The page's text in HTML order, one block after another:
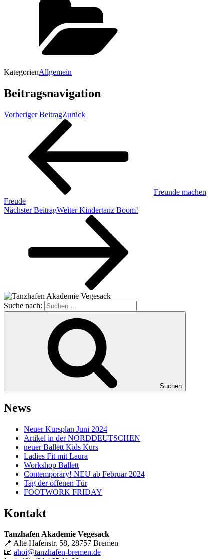
KategorienAllgemein
Beitragsnavigation
Vorheriger BeitragZurück
Freunde machen
Freude
Nächster BeitragWeiter Kindertanz Boom!
Suche nach:
Suchen
News
Neuer Kursplan Juni 2024
Artikel in der NORDDEUTSCHEN
neuer Ballett Kids Kurs
Ladies Fit mit Laura
Workshop Ballett
Contemporary! NEU ab Februar 2024
Tag der offenen Tür
FOOTWORK FRIDAY
Kontakt
Tanzhafen Akademie Vegesack
📍 Alte Hafenstr. 58, 28757 Bremen
📧 ahoi@tanzhafen-bremen.de